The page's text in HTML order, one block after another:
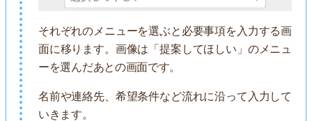
それぞれのメニューを選ぶと必要事項を入力する画
面に移ります。画像は「提案してほしい」のメニュ
ーを選んだあとの画面です。
名前や連絡先、希望条件など流れに沿って入力して
いきます。